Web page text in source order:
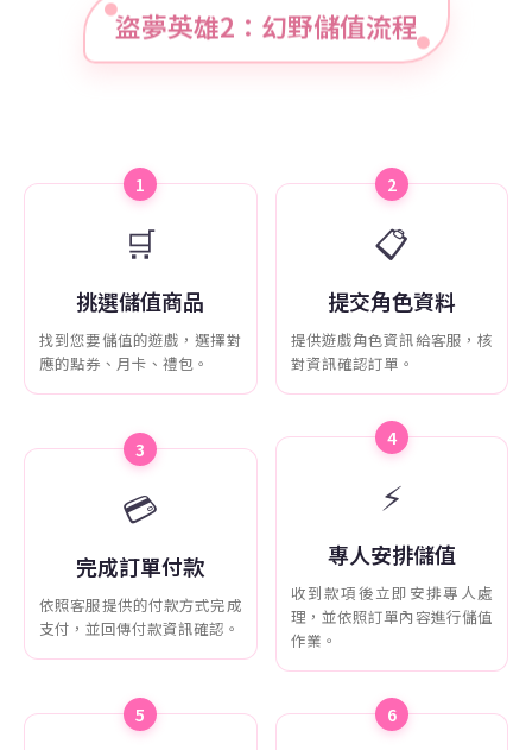
盜夢英雄2：幻野儲值流程
1
🛒
挑選儲值商品
找到您要儲值的遊戲，選擇對
應的點券、月卡、禮包。
2
📋
提交角色資料
提供遊戲角色資訊給客服，核
對資訊確認訂單。
3
💳
完成訂單付款
依照客服提供的付款方式完成
支付，並回傳付款資訊確認。
4
⚡
專人安排儲值
收到款項後立即安排專人處
理，並依照訂單內容進行儲值
作業。
5 6